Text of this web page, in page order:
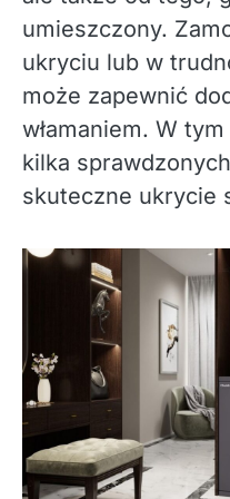
umieszczony.
ukryciu lub w
może zapewnić
włamaniem. W
kilka
skuteczne ukrycie